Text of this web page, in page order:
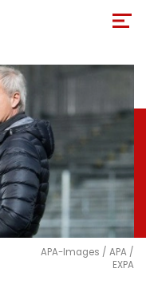
APA-Images / APA /
EXPA